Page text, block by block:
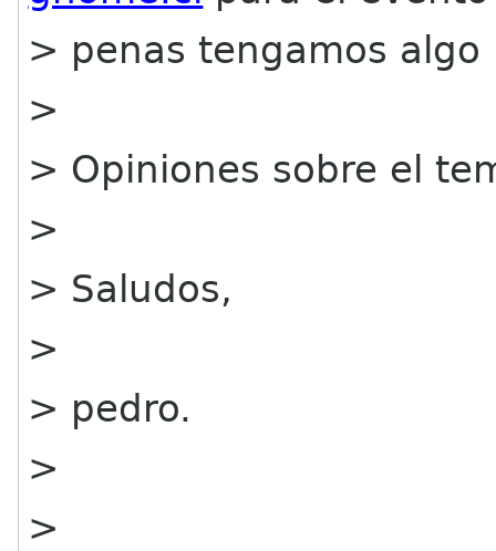
> penas tengamos
>
> Opiniones sobre el
>
> Saludos,
>
> pedro.
>
>